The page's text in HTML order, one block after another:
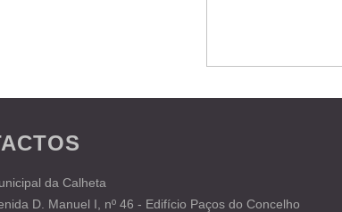
da Calheta
D. Manuel I, nº 46 - Edifício Paços do Concelho